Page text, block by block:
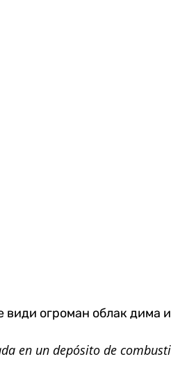
види огроман облак
en un depósito de